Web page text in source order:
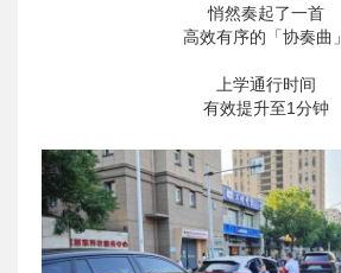
悄然奏起了一首
高效有序的「协奏曲」
上学通行时间
有效提升至1分钟